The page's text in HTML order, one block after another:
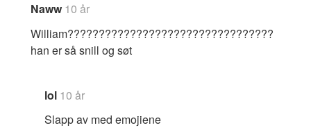
Naww 10 år
William?????????????????????????????????
han er så snill og søt
lol 10 år
Slapp av med emojiene